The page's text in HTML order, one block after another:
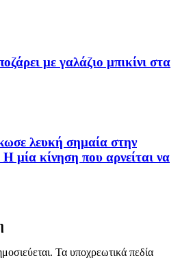
με γαλάζιο μπικίνι στα
λευκή σημαία στην
μία κίνηση που αρνείται να
Τα υποχρεωτικά πεδία